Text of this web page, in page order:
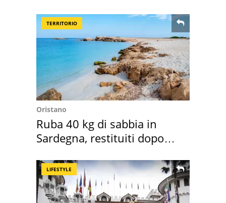
TERRITORIO
Oristano
Ruba 40 kg di sabbia in
Sardegna, restituiti dopo
LIFESTYLE